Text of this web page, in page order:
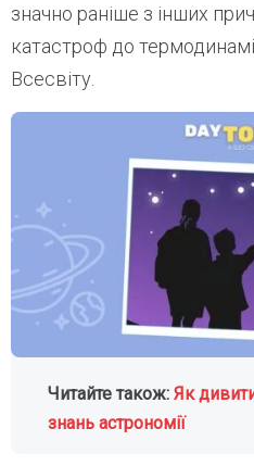
значно раніше з інших
катастроф до
Всесвіту.
Читайте також:Як
знань астрономії